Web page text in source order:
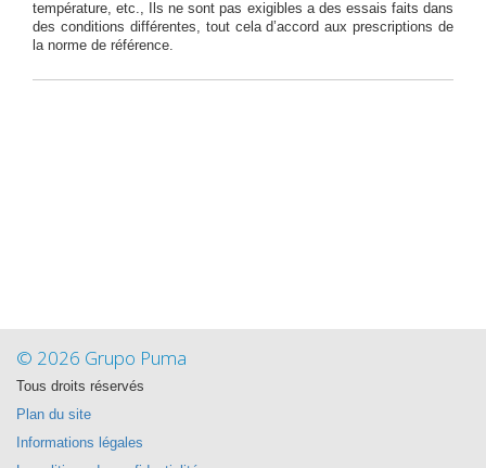
température, etc., Ils ne sont pas exigibles a des essais faits dans
des conditions différentes, tout cela d’accord aux prescriptions de
la norme de référence.
© 2026 Grupo Puma
Tous droits réservés
Plan du site
Informations légales